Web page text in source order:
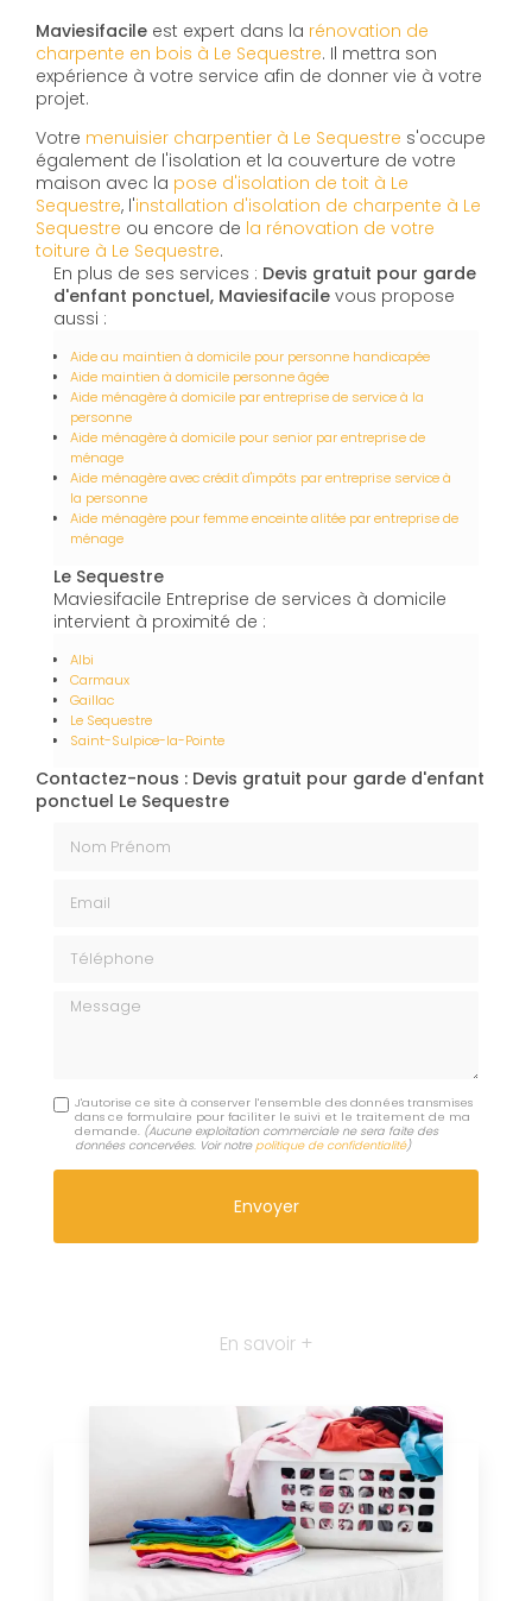
Maviesifacile est expert dans la rénovation de
charpente en bois à Le Sequestre. Il mettra son
expérience à votre service afin de donner vie à votre
projet.
Votre menuisier charpentier à Le Sequestre s'occupe
également de l'isolation et la couverture de votre
maison avec la pose d'isolation de toit à Le
Sequestre, l'installation d'isolation de charpente à Le
Sequestre ou encore de la rénovation de votre
toiture à Le Sequestre.
En plus de ses services : Devis gratuit pour garde
d'enfant ponctuel, Maviesifacile vous propose
aussi :
Aide au maintien à domicile pour personne handicapée
Aide maintien à domicile personne âgée
Aide ménagère à domicile par entreprise de service à la
personne
Aide ménagère à domicile pour senior par entreprise de
ménage
Aide ménagère avec crédit d'impôts par entreprise service à
la personne
Aide ménagère pour femme enceinte alitée par entreprise de
ménage
Le Sequestre
Maviesifacile Entreprise de services à domicile
intervient à proximité de :
Albi
Carmaux
Gaillac
Le Sequestre
Saint-Sulpice-la-Pointe
Contactez-nous : Devis gratuit pour garde d'enfant
ponctuel Le Sequestre
Message
J'autorise ce site à conserver l'ensemble des données transmises
dans ce formulaire pour faciliter le suivi et le traitement de ma
demande. (Aucune exploitation commerciale ne sera faite des
données concervées. Voir notrepolitique de confidentialité)
En savoir +